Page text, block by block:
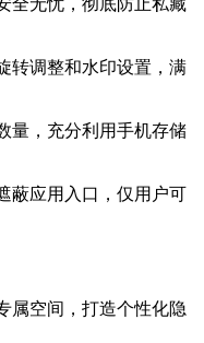
转调整和水印设置，满
量，充分利用手机存储
蔽应用入口，仅用户可
属空间，打造个性化隐